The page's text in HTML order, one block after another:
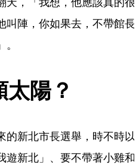
叫陣，你如果去，不帶館長
陽？
的新北市長選舉，時不時以
遊新北」、要不帶著小雞和